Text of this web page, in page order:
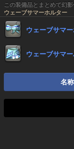
この装備品とまとめて幻
ウェーブサマーホルター
ウェーブサマ
ウェーブサマ
名